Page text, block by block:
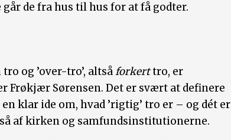
de fra hus til hus for at få godter.
og ’over-tro’, altsåforkerttro, er
Frøkjær Sørensen. Det er svært at definere
klar ide om, hvad ’rigtig’ tro er – og dét er
af kirken og samfundsinstitutionerne.